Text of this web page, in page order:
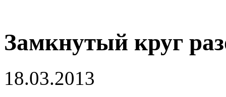
Замкнутый круг
18.03.2013